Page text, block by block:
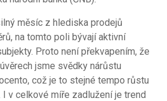
měsíc z hlediska prodejů
na tomto poli bývají aktivní
Proto není překvapením, že
jsme svědky nárůstu
což je to stejné tempo růstu
v celkové míře zadlužení je trend